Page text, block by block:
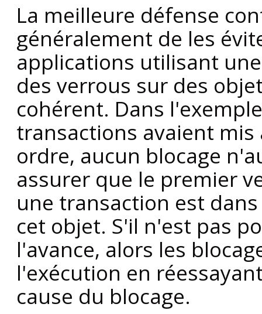
La meilleure défense
généralement de les
applications utilisant
des verrous sur des
cohérent. Dans
transactions avaient
ordre, aucun blocage
assurer que le premier
une transaction est
cet objet. S'il n'est pas
l'avance, alors les
l'exécution en
cause du blocage.